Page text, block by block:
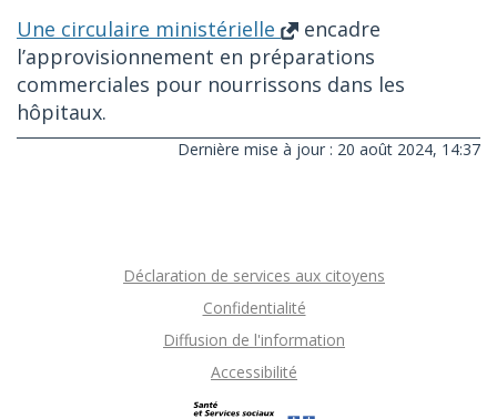
Une circulaire ministérielle
encadre
l’approvisionnement en préparations
commerciales pour nourrissons dans les
hôpitaux.
Dernière mise à jour : 20 août 2024, 14:37
Déclaration de services aux citoyens
Confidentialité
Diffusion de l'information
Accessibilité